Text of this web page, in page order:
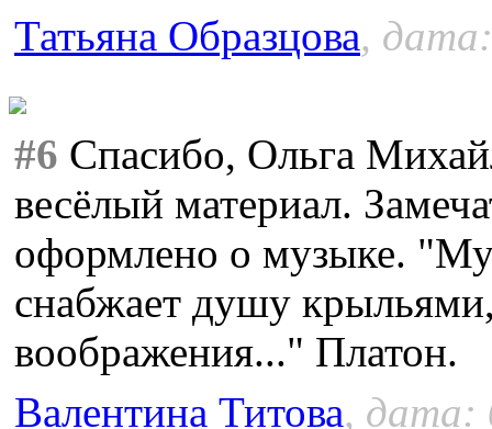
Татьяна Образцова,
#6 Спасибо, Ольга
весёлый материал.
оформлено о музыке.
снабжает душу
воображения..." Платон.
Валентина Титова, дата: